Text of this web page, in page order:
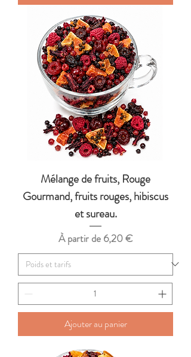
Mélange de fruits, Rouge
Gourmand, fruits rouges, hibiscus
et sureau.
À partir de 6,20 €
Prix promotionnel
Ajouter au panier